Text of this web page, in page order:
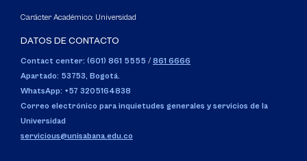
Carácter Académico: Universidad
DATOS DE CONTACTO
Contact center: (601) 861 5555 / 861 6666
Apartado: 53753, Bogotá.
WhatsApp: +57 3205164838
Correo electrónico para inquietudes generales y servicios de la
Universidad
servicious@unisabana.edu.co